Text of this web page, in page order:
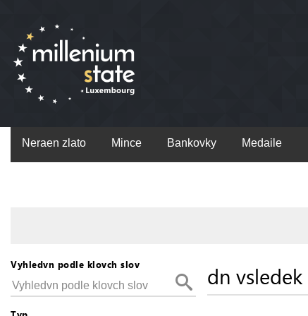
Neraen zlato Mince Bankovky Medaile
Vyhledvn podle klovch slov dn vsledek